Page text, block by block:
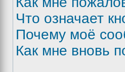
Что означает
Почему моё
Как мне вновь